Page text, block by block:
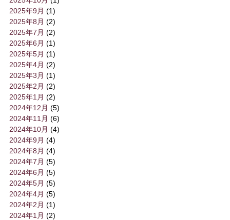
2025年9月 (1)
2025年8月 (2)
2025年7月 (2)
2025年6月 (1)
2025年5月 (1)
2025年4月 (2)
2025年3月 (1)
2025年2月 (2)
2025年1月 (2)
2024年12月 (5)
2024年11月 (6)
2024年10月 (4)
2024年9月 (4)
2024年8月 (4)
2024年7月 (5)
2024年6月 (5)
2024年5月 (5)
2024年4月 (5)
2024年2月 (1)
2024年1月 (2)